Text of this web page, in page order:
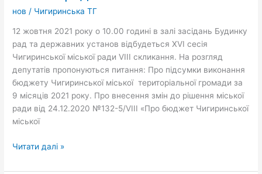
нов / Чигиринська ТГ
12 жовтня 2021 року о 10.00 годині в залі засідань Будинку
рад та державних установ відбудеться ХVІ сесія
Чигиринської міської ради VIІІ скликання. На розгляд
депутатів пропонуються питання: Про підсумки виконання
бюджету Чигиринської міської територіальної громади за
9 місяців 2021 року. Про внесення змін до рішення міської
ради від 24.12.2020 №132-5/VІІІ «Про бюджет Чигиринської
міської
Читати далі »